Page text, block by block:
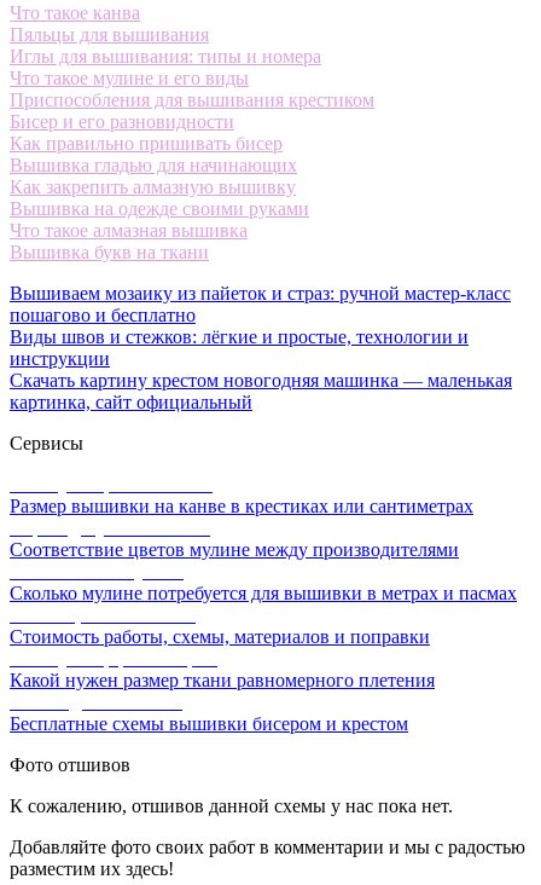
Что такое канва
Пяльцы для вышивания
Иглы для вышивания: типы и номера
Что такое мулине и его виды
Приспособления для вышивания крестиком
Бисер и его разновидности
Как правильно пришивать бисер
Вышивка гладью для начинающих
Как закрепить алмазную вышивку
Вышивка на одежде своими руками
Что такое алмазная вышивка
Вышивка букв на ткани
Вышиваем мозаику из пайеток и страз: ручной мастер-класс
пошагово и бесплатно
Виды швов и стежков: лёгкие и простые, технологии и
инструкции
Скачать картину крестом новогодняя машинка — маленькая
картинка, сайт официальный
Сервисы
Размер вышивки на канве в крестиках или сантиметрах
Соответствие цветов мулине между производителями
Сколько мулине потребуется для вышивки в метрах и пасмах
Стоимость работы, схемы, материалов и поправки
Какой нужен размер ткани равномерного плетения
Бесплатные схемы вышивки бисером и крестом
Фото отшивов
К сожалению, отшивов данной схемы у нас пока нет.
Добавляйте фото своих работ в комментарии и мы с радостью
разместим их здесь!